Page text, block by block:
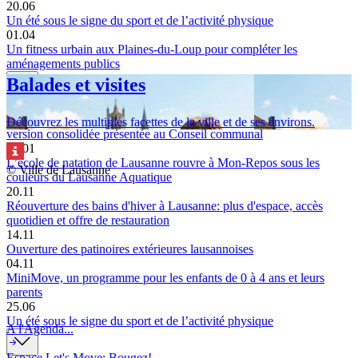
20.06
Un été sous le signe du sport et de l’activité physique
01.04
Un fitness urbain aux Plaines-du-Loup pour compléter les
aménagements publics
13.03
Projet de transformation du stade Pierre-de-Coubertin: une nouvelle
version consolidée présentée au Conseil communal
10.01
L’école de natation de Lausanne rouvre à Mon-Repos sous les
couleurs du Lausanne Aquatique
20.11
Réouverture des bains d'hiver à Lausanne: plus d'espace, accès
quotidien et offre de restauration
14.11
Ouverture des patinoires extérieures lausannoises
04.11
MiniMove, un programme pour les enfants de 0 à 4 ans et leurs
parents
25.06
Un été sous le signe du sport et de l’activité physique
Balades et visites
Découvrez les multiples facettes de la ville et de ses environs.
© Ville de Lausanne
A l'Agenda...